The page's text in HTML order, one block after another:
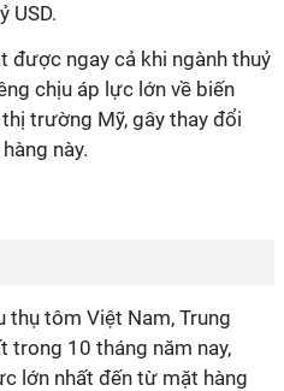
USD.
được ngay cả khi ngành thuỷ
chịu áp lực lớn về biến
trường Mỹ, gây thay đổi
này.
tôm Việt Nam, Trung
trong 10 tháng năm nay,
lớn nhất đến từ mặt hàng